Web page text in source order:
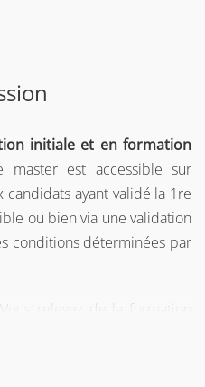
du patient complexe
thérapeutique
Pharmacie clinique à
crédits ECTS)
clinique
initiale et en formation
est accessible sur
ayant validé la 1re
ou bien via une validation
conditions déterminées par
relevez de la formation
après 2 ans d'interruption